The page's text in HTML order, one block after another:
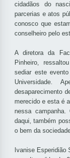
cidadãos do
parcerias e atos
conosco que
conselheiro pelo
A diretora da
Pinheiro,
sediar este
Universidade.
desaparecimento
merecido e esta é
nessa
daqui, também
o bem da
Ivanise Esperidião